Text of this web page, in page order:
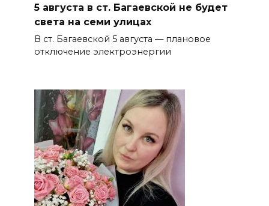
5 августа в ст. Багаевской не будет
света на семи улицах
В ст. Багаевской 5 августа — плановое
отключение электроэнергии